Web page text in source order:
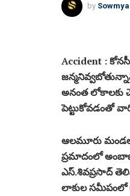
by Sowmya
Accident :
అనంత లోకాలకు
పెట్టుకోవడంతో
ఆలమూరు
ప్రమాదంలో
ఎస్‌.శివప్రసాద్‌
లాకుల సమీపంలో